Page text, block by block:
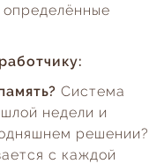
Система
недели и
решении?
с каждой